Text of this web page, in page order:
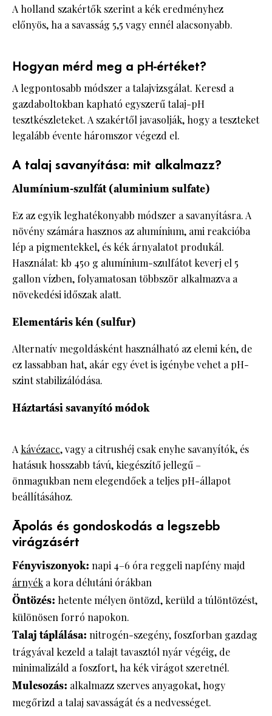
A holland szakértők szerint a kék eredményhez
előnyös, ha a savasság 5,5 vagy ennél alacsonyabb.
Hogyan mérd meg a pH-értéket?
A legpontosabb módszer a talajvizsgálat. Keresd a
gazdaboltokban kapható egyszerű talaj-pH
tesztkészleteket. A szakértől javasolják, hogy a teszteket
legalább évente háromszor végezd el.
A talaj savanyítása: mit alkalmazz?
Alumínium-szulfát (aluminium sulfate)
Ez az egyik leghatékonyabb módszer a savanyításra. A
növény számára hasznos az alumínium, ami reakcióba
lép a pigmentekkel, és kék árnyalatot produkál.
Használat: kb 450 g alumínium-szulfátot keverj el 5
gallon vízben, folyamatosan többször alkalmazva a
növekedési időszak alatt.
Elementáris kén (sulfur)
Alternatív megoldásként használható az elemi kén, de
ez lassabban hat, akár egy évet is igénybe vehet a pH-
szint stabilizálódása.
Háztartási savanyító módok
A kávézacc, vagy a citrushéj csak enyhe savanyítók, és
hatásuk hosszabb távú, kiegészítő jellegű –
önmagukban nem elegendőek a teljes pH-állapot
beállításához.
Ápolás és gondoskodás a legszebb
virágzásért
Fényviszonyok: napi 4–6 óra reggeli napfény majd
árnyék a kora délutáni órákban
Öntözés: hetente mélyen öntözd, kerüld a túlöntözést,
különösen forró napokon.
Talaj táplálása: nitrogén-szegény, foszforban gazdag
trágyával kezeld a talajt tavasztól nyár végéig, de
minimalizáld a foszfort, ha kék virágot szeretnél.
Mulcsozás: alkalmazz szerves anyagokat, hogy
megőrizd a talaj savasságát és a nedvességet.